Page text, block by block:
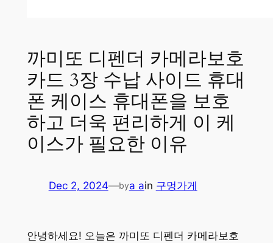
까미또 디펜더 카메라보호
카드 3장 수납 사이드 휴대
폰 케이스 휴대폰을 보호
하고 더욱 편리하게 이 케
이스가 필요한 이유
Dec 2, 2024—bya ain 구멍가게
안녕하세요! 오늘은 까미또 디펜더 카메라보호